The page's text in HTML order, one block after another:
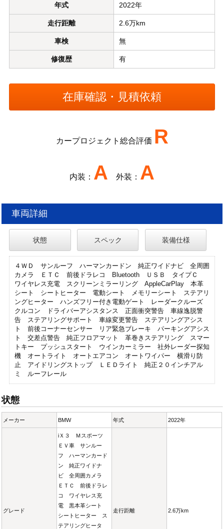
年式 2022年
走行距離 2.6万km
車検 無
修復歴 有
カープロジェクト総合評価 R
内装： A 外装： A
車両詳細
状態 スペック 装備仕様
４ＷＤ サンルーフ ハーマンカードン 純正ワイドナビ 全周囲
カメラ ＥＴＣ 前後ドラレコ Bluetooth ＵＳＢ タイプＣ
ワイヤレス充電 スクリーンミラーリング AppleCarPlay 本革
シート シートヒーター 電動シート メモリーシート ステアリ
ングヒーター ハンズフリー付き電動ゲート レーダークルーズ
クルコン ドライバーアシスタンス 正面衝突警告 車線逸脱警
告 ステアリングサポート 車線変更警告 ステアリングアシス
ト 前後コーナーセンサー リア緊急ブレーキ パーキングアシス
ト 交差点警告 純正フロアマット 革巻きステアリング スマー
トキー プッシュスタート ウインカーミラー 社外レーダー探知
機 オートライト オートエアコン オートワイパー 横滑り防
止 アイドリングストップ ＬＥＤライト 純正２０インチアル
ミ ルーフレール
状態
メーカー BMW 年式 2022年
グレード
iＸ３ Ｍスポーツ
ＥＶ車 サンルー
フ ハーマンカード
ン 純正ワイドナ
ビ 全周囲カメラ
ＥＴＣ 前後ドラレ
コ ワイヤレス充
電 黒本革シート
シートヒーター ス
テアリングヒータ
走行距離 2.6万km